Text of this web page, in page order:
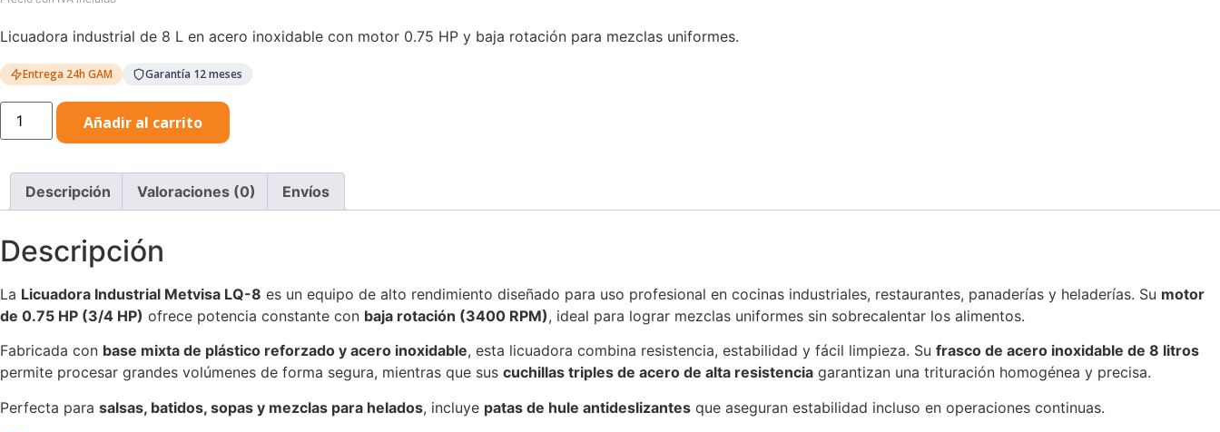
Licuadora industrial de 8 L en acero inoxidable con motor 0.75 HP y baja rotación para mezclas uniformes.
Entrega 24h GAM Garantía 12 meses
Licuadora
Industrial
Metvisa
Plástica
0.75HP
cantidad
Añadir al carrito
Descripción Valoraciones (0) Envíos
Descripción
La Licuadora Industrial Metvisa LQ-8 es un equipo de alto rendimiento diseñado para uso profesional en cocinas industriales, restaurantes, panaderías y heladerías. Su motor
de 0.75 HP (3/4 HP) ofrece potencia constante con baja rotación (3400 RPM), ideal para lograr mezclas uniformes sin sobrecalentar los alimentos.
Fabricada con base mixta de plástico reforzado y acero inoxidable, esta licuadora combina resistencia, estabilidad y fácil limpieza. Su frasco de acero inoxidable de 8 litros
permite procesar grandes volúmenes de forma segura, mientras que sus cuchillas triples de acero de alta resistencia garantizan una trituración homogénea y precisa.
Perfecta para salsas, batidos, sopas y mezclas para helados, incluye patas de hule antideslizantes que aseguran estabilidad incluso en operaciones continuas.